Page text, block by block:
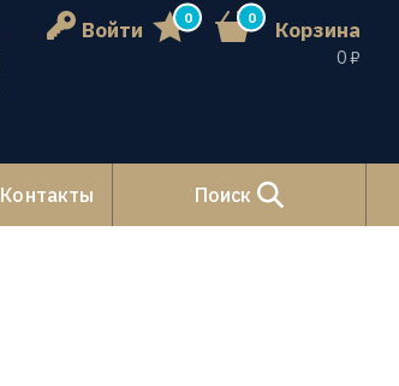
Войти 0 0 Корзина
0 ₽
Контакты Поиск